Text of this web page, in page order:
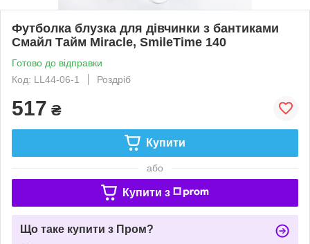
Футболка блузка для дівчинки з бантиками
Смайл Тайм Miracle, SmileTime 140
Готово до відправки
Код: LL44-06-1
Роздріб
517 ₴
Купити
або
Купити з
Що таке купити з Пром?